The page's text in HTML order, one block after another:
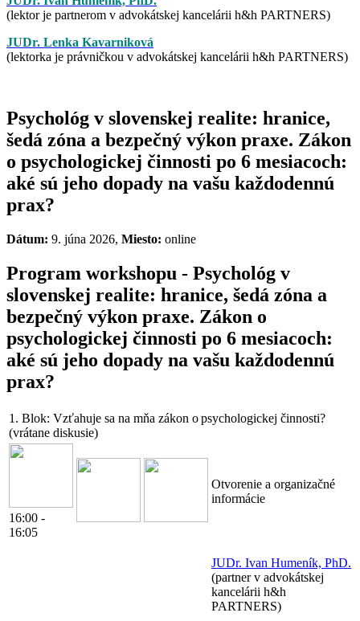
(lektor je partnerom v advokátskej kancelárii h&h PARTNERS)
JUDr. Lenka Kavarniková
(lektorka je právničkou v advokátskej kancelárii h&h PARTNERS)
Psychológ v slovenskej realite: hranice,
šedá zóna a bezpečný výkon praxe. Zákon
o psychologickej činnosti po 6 mesiacoch:
aké sú jeho dopady na vašu každodennú
prax?
Dátum: 9. júna 2026, Miesto: online
Program workshopu - Psychológ v
slovenskej realite: hranice, šedá zóna a
bezpečný výkon praxe. Zákon o
psychologickej činnosti po 6 mesiacoch:
aké sú jeho dopady na vašu každodennú
prax?
1. Blok: Vzťahuje sa na mňa zákon o psychologickej činnosti?
(vrátane diskusie)
16:00 -
16:05
Otvorenie a organizačné
informácie
JUDr. Ivan Humeník, PhD.
(partner v advokátskej
kancelárii h&h
PARTNERS)